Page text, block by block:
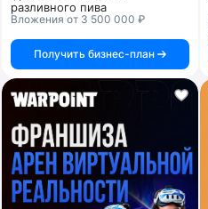
разливного пива
Вложения от 3 500 000 ₽
Получить бизнес-план